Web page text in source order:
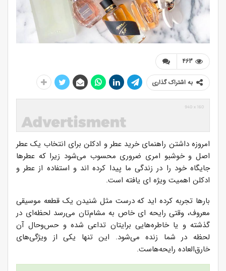
463
به اشتراک گذاری
امروزه داشتن راهنمای خرید عطر و ادکلن برای انتخاب یک عطر
اصل و خوشبو امری ضروری محسوب می‌شود زیرا که عطرها
جایگاه خود را در زندگی ما پیدا کرده اند و استفاده از عطر و
ادکلن اهمیت ویژه ای یافته است.
بارها تجربه کرده اید که درست مثل شنیدن یک قطعه موسیقی
معروف، وقتی رایحه ای خاص به مشام‌تان می‌رسد لحظه‌ای در
گذشته و یا خاطره‌هایی برایتان تداعی شده و حس‌وحال آن
لحظه در شما زنده می‌شود. این تنها یکی از ویژگی‌های
خارق‌العاده رایحه‌هاست.